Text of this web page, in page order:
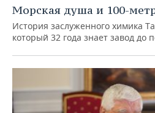
Морская душа и 100-
История заслуженного химика
который 32 года знает завод до